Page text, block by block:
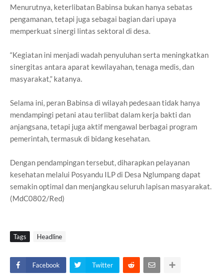
Menurutnya, keterlibatan Babinsa bukan hanya sebatas
pengamanan, tetapi juga sebagai bagian dari upaya
memperkuat sinergi lintas sektoral di desa.
“Kegiatan ini menjadi wadah penyuluhan serta meningkatkan
sinergitas antara aparat kewilayahan, tenaga medis, dan
masyarakat,” katanya.
Selama ini, peran Babinsa di wilayah pedesaan tidak hanya
mendampingi petani atau terlibat dalam kerja bakti dan
anjangsana, tetapi juga aktif mengawal berbagai program
pemerintah, termasuk di bidang kesehatan.
Dengan pendampingan tersebut, diharapkan pelayanan
kesehatan melalui Posyandu ILP di Desa Nglumpang dapat
semakin optimal dan menjangkau seluruh lapisan masyarakat.
(MdC0802/Red)
Tags Headline
Facebook Twitter